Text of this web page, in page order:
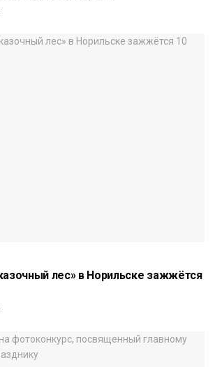
лес» в Норильске зажжётся